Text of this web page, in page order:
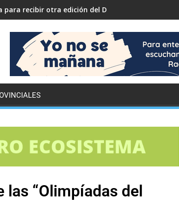
recibir otra edición del Desafío ECO YPF
“Olimpíadas del